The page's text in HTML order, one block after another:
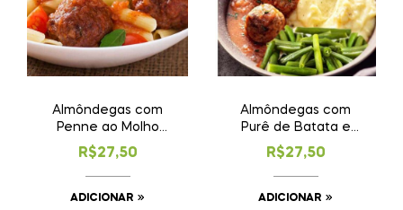
Almôndegas com
Penne ao Molho
Sugo
R$27,50
ADICIONAR
Almôndegas com
Purê de Batata e
Vagem no Vapor
R$27,50
ADICIONAR